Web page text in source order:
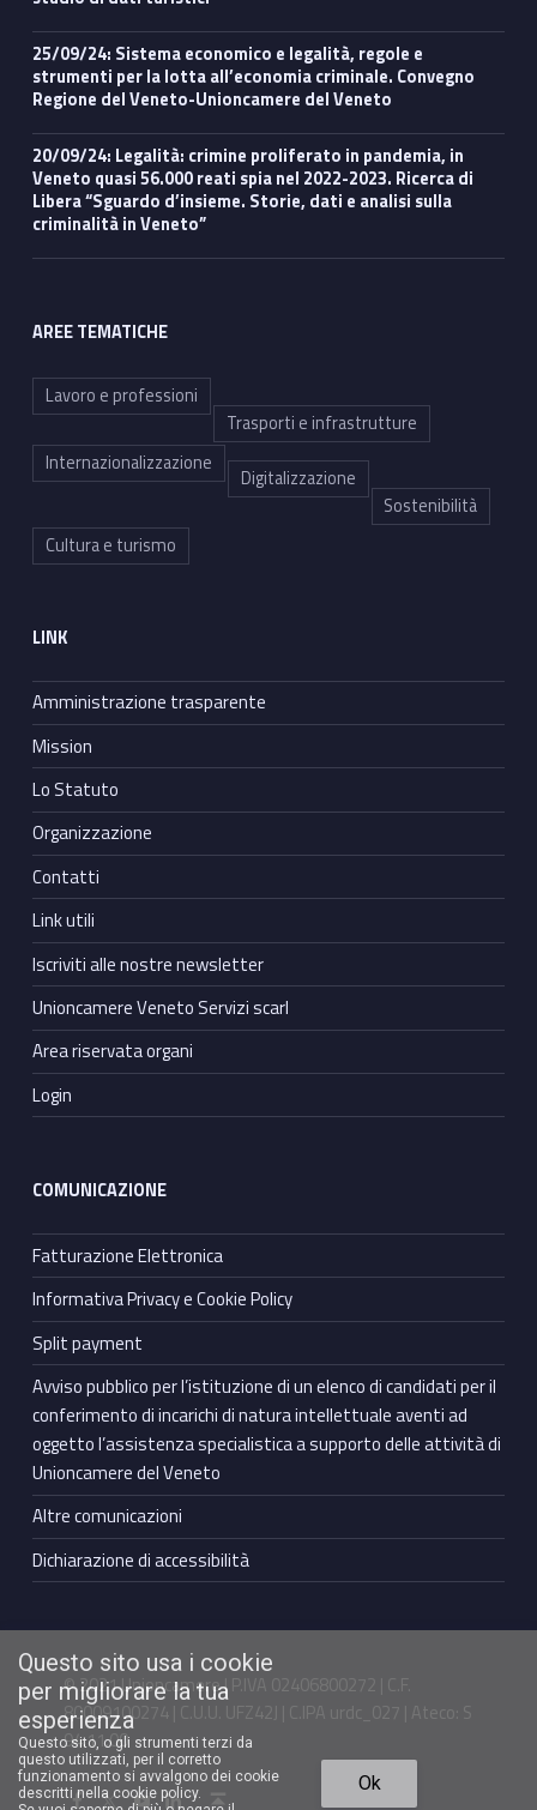
25/09/24: Sistema economico e legalità, regole e
strumenti per la lotta all’economia criminale. Convegno
Regione del Veneto-Unioncamere del Veneto
20/09/24: Legalità: crimine proliferato in pandemia, in
Veneto quasi 56.000 reati spia nel 2022-2023. Ricerca di
Libera “Sguardo d’insieme. Storie, dati e analisi sulla
criminalità in Veneto”
AREE TEMATICHE
Lavoro e professioni
Trasporti e infrastrutture
Internazionalizzazione
Digitalizzazione
Sostenibilità
Cultura e turismo
LINK
Amministrazione trasparente
Mission
Lo Statuto
Organizzazione
Contatti
Link utili
Iscriviti alle nostre newsletter
Unioncamere Veneto Servizi scarl
Area riservata organi
Login
COMUNICAZIONE
Fatturazione Elettronica
Informativa Privacy e Cookie Policy
Split payment
Avviso pubblico per l’istituzione di un elenco di candidati per il
conferimento di incarichi di natura intellettuale aventi ad
oggetto l’assistenza specialistica a supporto delle attività di
Unioncamere del Veneto
Altre comunicazioni
Dichiarazione di accessibilità
© 2021 Unioncamere | P.IVA 02406800272 | C.F.
80009100274 | C.U.U. UFZ42J | C.IPA urdc_027 | Ateco: S
94.11.00
Facebook Unioncamere VenetoTwitter Unioncamere VenetoYoutube Unioncamere VenetoLinkedin Unioncamere Veneto Torna in cima ↑
Questo sito usa i cookie
per migliorare la tua
esperienza
Questo sito, o gli strumenti terzi da
questo utilizzati, per il corretto
funzionamento si avvalgono dei cookie
descritti nella cookie policy.
Ok